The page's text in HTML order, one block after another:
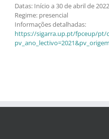
Datas: Início a 30 de abril de 2022
Regime: presencial
Informações detalhadas:
https://sigarra.up.pt/fpceup/pt/